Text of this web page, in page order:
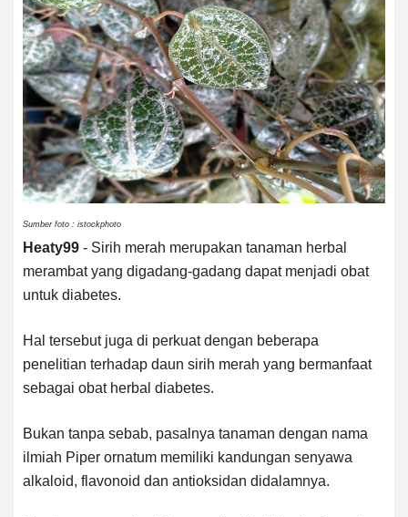
Sumber foto : istockphoto
Heaty99 - Sirih merah merupakan tanaman herbal
merambat yang digadang-gadang dapat menjadi obat
untuk diabetes.
Hal tersebut juga di perkuat dengan beberapa
penelitian terhadap daun sirih merah yang bermanfaat
sebagai obat herbal diabetes.
Bukan tanpa sebab, pasalnya tanaman dengan nama
ilmiah Piper ornatum memiliki kandungan senyawa
alkaloid, flavonoid dan antioksidan didalamnya.